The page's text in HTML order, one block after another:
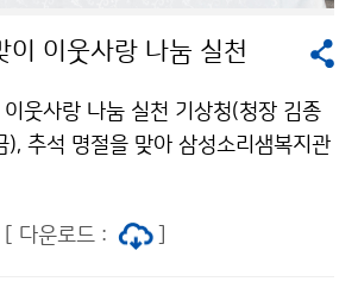
이 이웃사랑 나눔 실천
웃사랑 나눔 실천 기상청(청장 김종
추석 명절을 맞아 삼성소리샘복지관
, 상인분들의 노고를 격려하였습니
[ 다운로드 :